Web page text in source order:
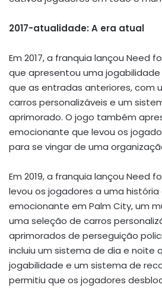
2017-atualidade: A era atual
Em 2017, a franquia lançou Need
que apresentou uma
que as entradas anteriores, com
carros personalizáveis e um
aprimorado. O jogo também
emocionante que levou os
para se vingar de uma
Em 2019, a franquia lançou Need
levou os jogadores a uma
emocionante em Palm City, um
uma seleção de carros
aprimorados de perseguição
incluiu um sistema de dia e noite
jogabilidade e um sistema de
permitiu que os jogadores